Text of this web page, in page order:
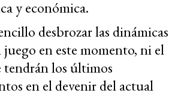
y económica.
desbrozar las dinámicas
juego en este momento, ni el
los últimos
en el devenir del actual